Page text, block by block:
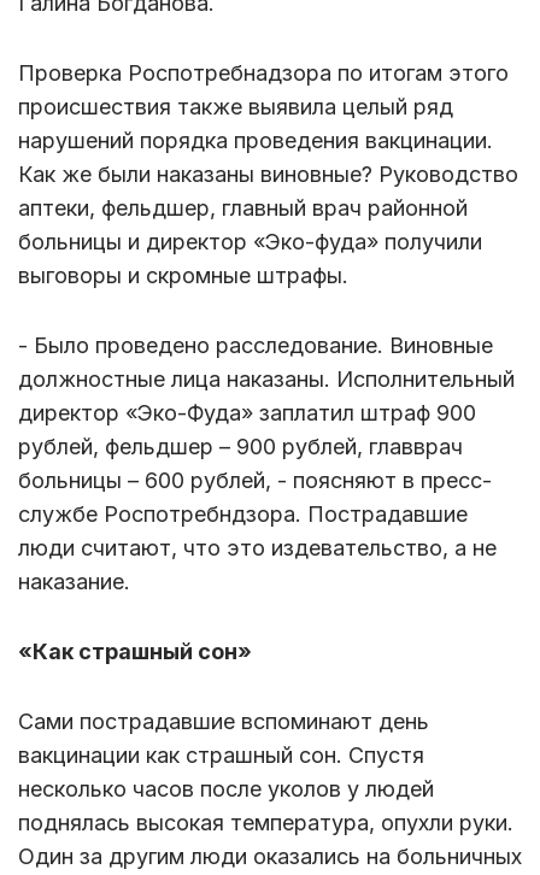
Проверка Роспотребнадзора по итогам этого
происшествия также выявила целый ряд
нарушений порядка проведения вакцинации.
Как же были наказаны виновные? Руководство
аптеки, фельдшер, главный врач районной
больницы и директор «Эко-фуда» получили
выговоры и скромные штрафы.
- Было проведено расследование. Виновные
должностные лица наказаны. Исполнительный
директор «Эко-Фуда» заплатил штраф 900
рублей, фельдшер – 900 рублей, главврач
больницы – 600 рублей, - поясняют в пресс-
службе Роспотребндзора. Пострадавшие
люди считают, что это издевательство, а не
наказание.
«Как страшный сон»
Сами пострадавшие вспоминают день
вакцинации как страшный сон. Спустя
несколько часов после уколов у людей
поднялась высокая температура, опухли руки.
Один за другим люди оказались на больничных